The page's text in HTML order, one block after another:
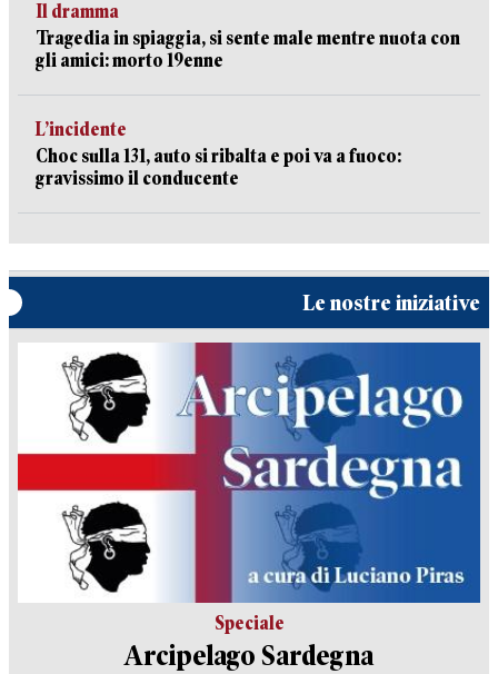
Il dramma
Tragedia in spiaggia, si sente male mentre nuota con
gli amici: morto 19enne
L’incidente
Choc sulla 131, auto si ribalta e poi va a fuoco:
gravissimo il conducente
Le nostre iniziative
Speciale
Arcipelago Sardegna